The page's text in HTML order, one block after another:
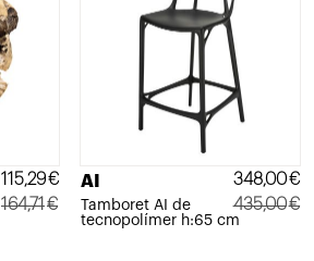
164,71€
115,29€ AI
Tamboret AI de
tecnopolímer h:65 cm
435,00€
El
348,00€
El